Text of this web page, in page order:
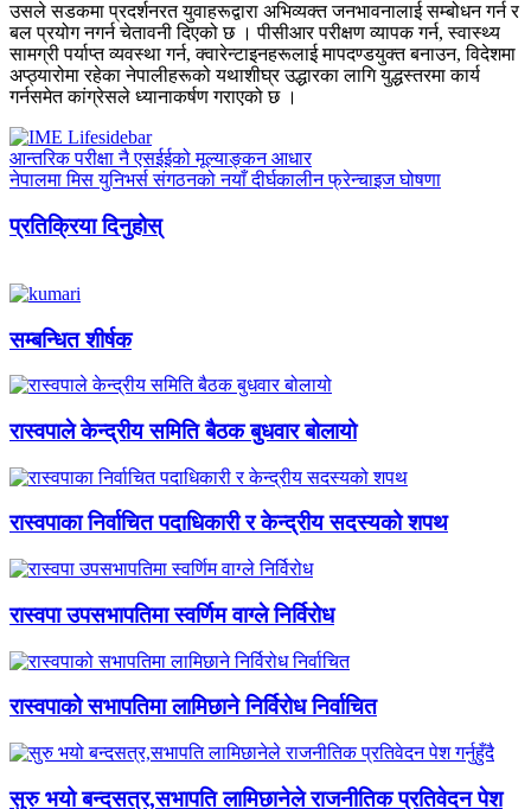
उसले सडकमा प्रदर्शनरत युवाहरूद्वारा अभिव्यक्त जनभावनालाई सम्बोधन गर्न र
बल प्रयोग नगर्न चेतावनी दिएको छ । पीसीआर परीक्षण व्यापक गर्न, स्वास्थ्य
सामग्री पर्याप्त व्यवस्था गर्न, क्वारेन्टाइनहरूलाई मापदण्डयुक्त बनाउन, विदेशमा
अप्ठ्यारोमा रहेका नेपालीहरूको यथाशीघ्र उद्धारका लागि युद्धस्तरमा कार्य
गर्नसमेत कांग्रेसले ध्यानाकर्षण गराएको छ ।
आन्तरिक परीक्षा नै एसईईको मूल्याङ्कन आधार
नेपालमा मिस युनिभर्स संगठनको नयाँ दीर्घकालीन फ्रेन्चाइज घोषणा
प्रतिक्रिया दिनुहोस्
सम्बन्धित शीर्षक
रास्वपाले केन्द्रीय समिति बैठक बुधवार बोलायो
रास्वपाका निर्वाचित पदाधिकारी र केन्द्रीय सदस्यको शपथ
रास्वपा उपसभापतिमा स्वर्णिम वाग्ले निर्विरोध
रास्वपाको सभापतिमा लामिछाने निर्विरोध निर्वाचित
सुरु भयो बन्दसत्र,सभापति लामिछानेले राजनीतिक प्रतिवेदन पेश